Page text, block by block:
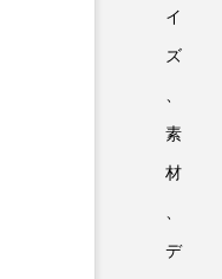
イ
ズ
素
材
デ